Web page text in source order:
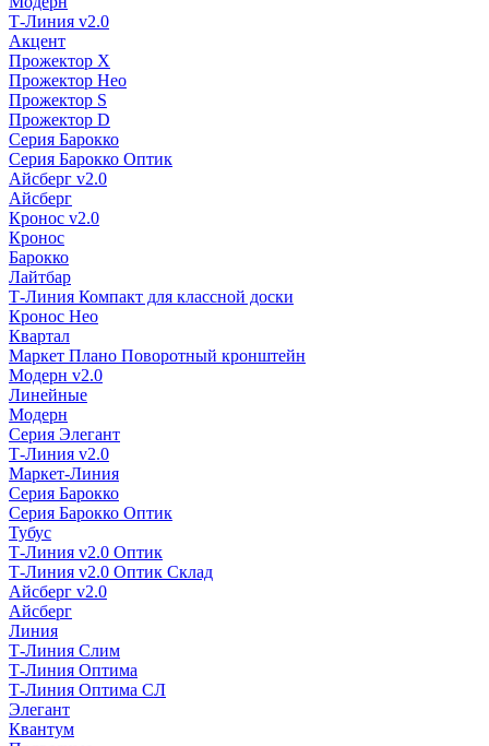
Т-Линия v2.0
Акцент
Прожектор X
Прожектор Нео
Прожектор S
Прожектор D
Серия Барокко
Серия Барокко Оптик
Айсберг v2.0
Айсберг
Кронос v2.0
Кронос
Барокко
Лайтбар
Т-Линия Компакт для классной доски
Кронос Нео
Квартал
Маркет Плано Поворотный кронштейн
Модерн v2.0
Линейные
Модерн
Серия Элегант
Т-Линия v2.0
Маркет-Линия
Серия Барокко
Серия Барокко Оптик
Тубус
Т-Линия v2.0 Оптик
Т-Линия v2.0 Оптик Склад
Айсберг v2.0
Айсберг
Линия
Т-Линия Слим
Т-Линия Оптима
Т-Линия Оптима СЛ
Элегант
Квантум